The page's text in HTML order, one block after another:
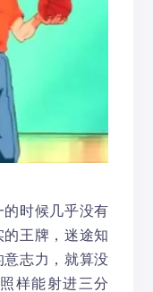
时候几乎没有
的王牌，迷途知
志力，就算没
样能射进三分